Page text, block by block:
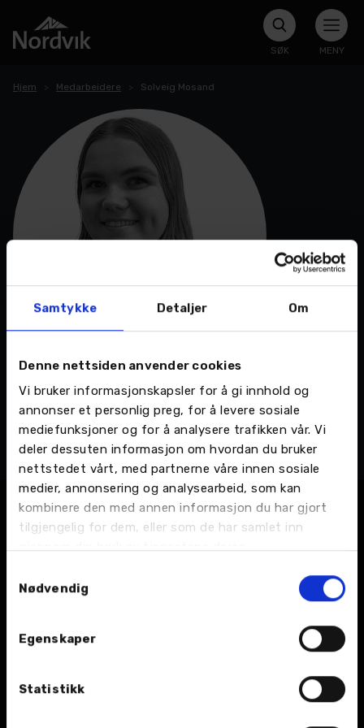
Samtykke Detaljer Om
Denne nettsiden anvender cookies
Vi bruker informasjonskapsler for å gi innhold og
annonser et personlig preg, for å levere sosiale
mediefunksjoner og for å analysere trafikken vår. Vi
deler dessuten informasjon om hvordan du bruker
nettstedet vårt, med partnerne våre innen sosiale
medier, annonsering og analysearbeid, som kan
kombinere den med annen informasjon du har gjort
tilgjengelig for dem, eller som de har samlet inn
gjennom din bruk av tjenestene deres.
Nødvendig
Egenskaper
Statistikk
SØK MENY
Hjem Medarbeidere Solveig Mosand
Nordvik Gruppen AS - Administrasjon, Økonomi
75 40 44 14
Send en e-post